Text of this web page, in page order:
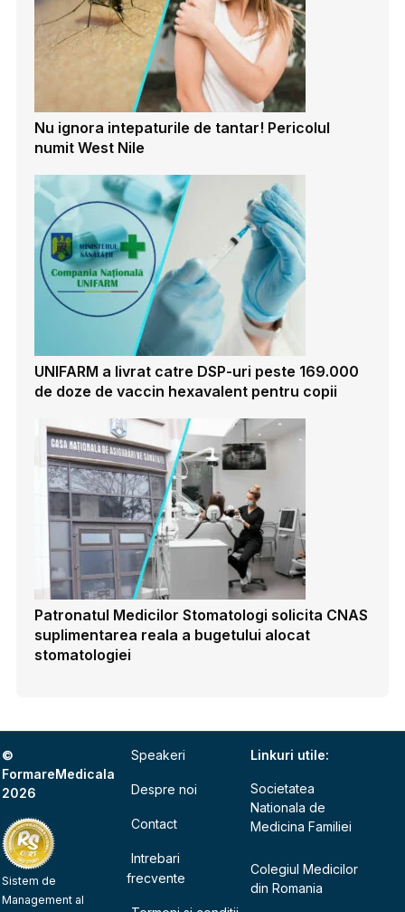
Nu ignora intepaturile de tantar! Pericolul
numit West Nile
UNIFARM a livrat catre DSP-uri peste 169.000
de doze de vaccin hexavalent pentru copii
Patronatul Medicilor Stomatologi solicita CNAS
suplimentarea reala a bugetului alocat
stomatologiei
©
FormareMedicala
2026
Sistem de
Management al
Speakeri
Despre noi
Contact
Intrebari
frecvente
Linkuri utile:
Societatea
Nationala de
Medicina Familiei
Colegiul Medicilor
din Romania